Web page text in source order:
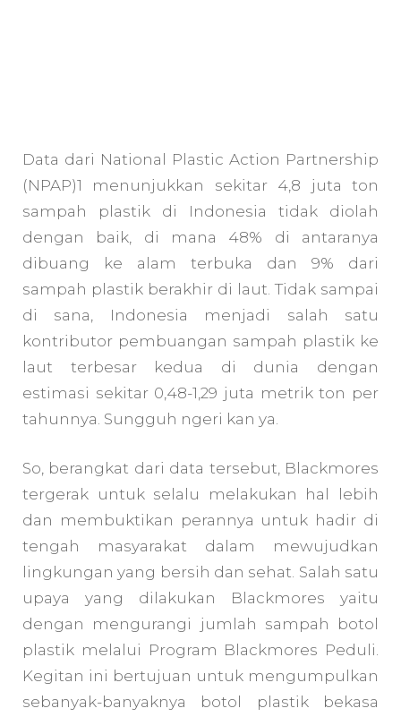
Data dari National Plastic Action Partnership
(NPAP)1 menunjukkan sekitar 4,8 juta ton
sampah plastik di Indonesia tidak diolah
dengan baik, di mana 48% di antaranya
dibuang ke alam terbuka dan 9% dari
sampah plastik berakhir di laut. Tidak sampai
di sana, Indonesia menjadi salah satu
kontributor pembuangan sampah plastik ke
laut terbesar kedua di dunia dengan
estimasi sekitar 0,48-1,29 juta metrik ton per
tahunnya. Sungguh ngeri kan ya.
So, berangkat dari data tersebut, Blackmores
tergerak untuk selalu melakukan hal lebih
dan membuktikan perannya untuk hadir di
tengah masyarakat dalam mewujudkan
lingkungan yang bersih dan sehat. Salah satu
upaya yang dilakukan Blackmores yaitu
dengan mengurangi jumlah sampah botol
plastik melalui Program Blackmores Peduli.
Kegitan ini bertujuan untuk mengumpulkan
sebanyak-banyaknya botol plastik bekasa